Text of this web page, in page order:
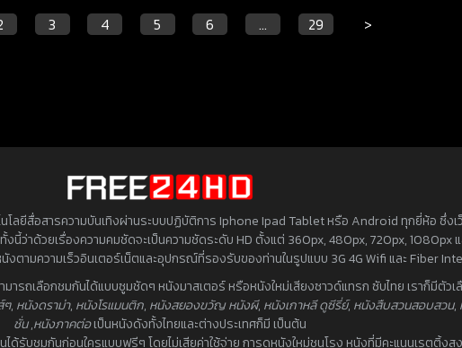
3 4 5 6 … 29 >
นโลยีสื่อสารความบันเทิงผ่านระบบปฏิบัติการ Iphone Ipad Tablet หรือ Android ทุกยี่ห้อ ซึ่งเ
ว่าด้วยเรื่องความคมชัดจะเป็นความชัดระดับ HD ตั้งแต่ 360px, 480px, 720px, 1080px
งตามความเร็วอินเตอร์เน็ตและอุปกรณ์ที่รองรับของท่านในรูปแบบ 3G 4G Wifi และ Fiber
มารถเลือกชมกันได้แบบซูมชัดๆ หนังมาสเตอร์ หรือหนังใหม่เสียงซาวด์แทรก ซับไทย เราก็มีตัวเ
ๆ, หนังดราม่า, หนังโรแมนติก, หนังสยองขวัญ หนังผี, หนังเกาหลี ดูซีรี่ย์,หนังสืบสวนสอบสวน,
ชั่น,หนังภาคต่อเป็นหนังดังทั้งไทยและต่างประเทศก็มี เป็นต้น
ด้รับชมกันก่อนใครแบบฟรีๆ โดยไม่เสียค่าใช้จ่าย การดูหนังใหม่ชนโรง หนังที่มีคะแนนเรตติ้ง